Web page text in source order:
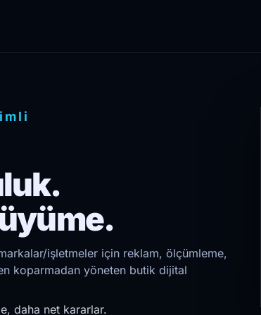
işletmeler için reklam, ölçümleme,
koparmadan yöneten butik dijital
daha net kararlar.